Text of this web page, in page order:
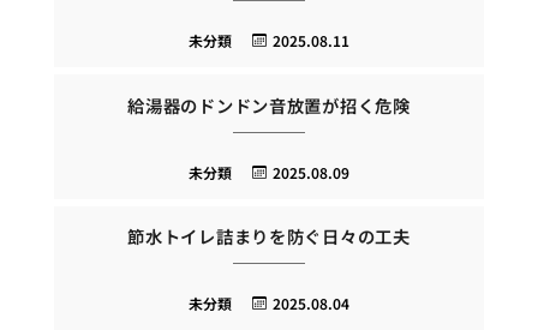
2025.08.11
未分類
給湯器のドンドン音放置が招く危険
2025.08.09
未分類
節水トイレ詰まりを防ぐ日々の工夫
2025.08.04
未分類